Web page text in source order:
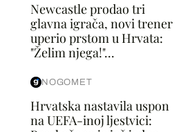
Newcastle prodao tri
glavna igrača, novi trener
uperio prstom u Hrvata:
"Želim njega!"...
NOGOMET
Hrvatska nastavila uspon
na UEFA-inoj ljestvici: